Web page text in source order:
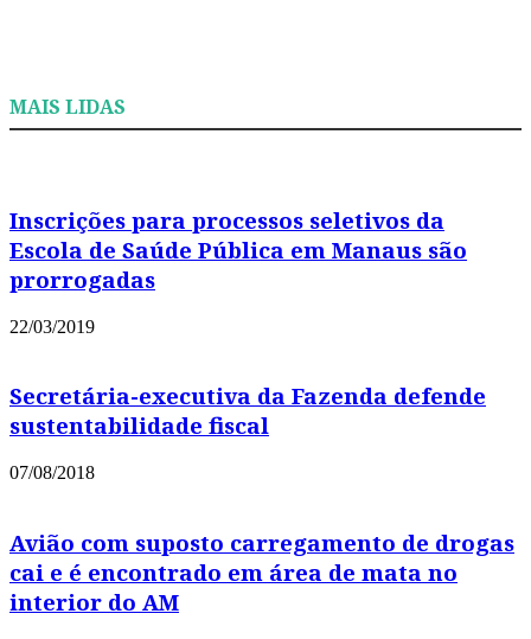
MAIS LIDAS
Inscrições para processos seletivos da
Escola de Saúde Pública em Manaus são
prorrogadas
22/03/2019
Secretária-executiva da Fazenda defende
sustentabilidade fiscal
07/08/2018
Avião com suposto carregamento de drogas
cai e é encontrado em área de mata no
interior do AM